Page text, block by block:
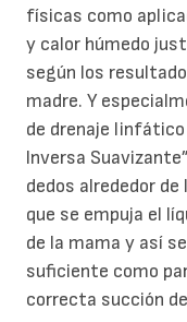
físicas como
y calor húmedo
según los
madre. Y
de drenaje linfático
Inversa
dedos alrededor
que se empuja el
de la mama y así
suficiente como
correcta succión